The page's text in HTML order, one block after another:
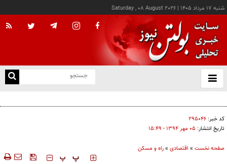
شنبه ۱۷ مرداد ۱۴۰۵ |
Saturday , 08 August 2026
باز
و
کد خبر: ۲۹۵۰۴۶
تاریخ انتشار: ۰۵ مهر ۱۳۹۴ - ۱۵:۴۹
صفحه نخست » اقتصادی »راه و مسکن
‍‍‍ پ پ